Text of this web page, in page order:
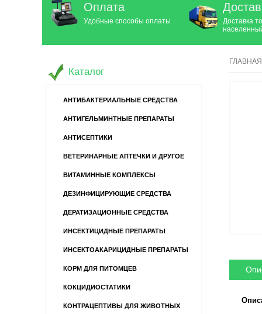
Оплата
Удобные способы оплаты
Доставка
ГЛАВНАЯ
Каталог
АНТИБАКТЕРИАЛЬНЫЕ СРЕДСТВА
АНТИГЕЛЬМИНТНЫЕ ПРЕПАРАТЫ
АНТИСЕПТИКИ
ВЕТЕРИНАРНЫЕ АПТЕЧКИ И ДРУГОЕ
ВИТАМИННЫЕ КОМПЛЕКСЫ
ДЕЗИНФИЦИРУЮЩИЕ СРЕДСТВА
ДЕРАТИЗАЦИОННЫЕ СРЕДСТВА
ИНСЕКТИЦИДНЫЕ ПРЕПАРАТЫ
ИНСЕКТОАКАРИЦИДНЫЕ ПРЕПАРАТЫ
КОРМ ДЛЯ ПИТОМЦЕВ
КОКЦИДИОСТАТИКИ
КОНТРАЦЕПТИВЫ ДЛЯ ЖИВОТНЫХ